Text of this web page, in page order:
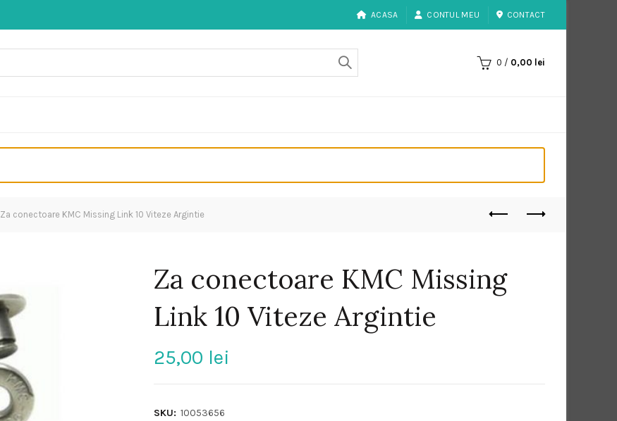
ACASA CONTUL MEU CONTACT
0 / 0,00 lei
Za conectoare KMC Missing Link 10 Viteze Argintie
Za conectoare KMC Missing
Link 10 Viteze Argintie
25,00 lei
SKU: 10053656